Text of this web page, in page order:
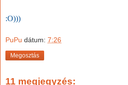
:O)))
PuPu dátum: 7:26
Megosztás
11 megjegyzés: